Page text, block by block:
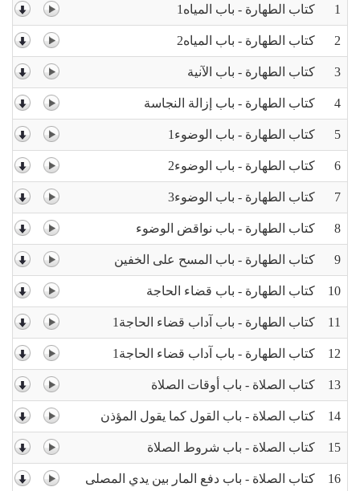
1 كتاب الطهارة - باب المياه1
2 كتاب الطهارة - باب المياه2
3 كتاب الطهارة - باب الآنية
4 كتاب الطهارة - باب إزالة النجاسة
5 كتاب الطهارة - باب الوضوء1
6 كتاب الطهارة - باب الوضوء2
7 كتاب الطهارة - باب الوضوء3
8 كتاب الطهارة - باب نواقض الوضوء
9 كتاب الطهارة - باب المسح على الخفين
10 كتاب الطهارة - باب قضاء الحاجة
11 كتاب الطهارة - باب آداب قضاء الحاجة1
12 كتاب الطهارة - باب آداب قضاء الحاجة1
13 كتاب الصلاة - باب أوقات الصلاة
14 كتاب الصلاة - باب القول كما يقول المؤذن
15 كتاب الصلاة - باب شروط الصلاة
16 كتاب الصلاة - باب دفع المار بين يدي المصلى